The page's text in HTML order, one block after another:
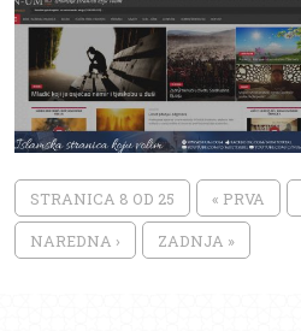
STRANICA 8 OD 25 « PRVA
NAREDNA › ZADNJA »